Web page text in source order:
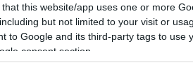
that this website/app uses one or more
but not limited to your visit or
to Google and its third-party tags to use
consent section.